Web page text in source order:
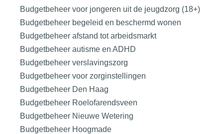
Budgetbeheer voor jongeren uit de jeugdzorg (18+)
Budgetbeheer begeleid en beschermd wonen
Budgetbeheer afstand tot arbeidsmarkt
Budgetbeheer autisme en ADHD
Budgetbeheer verslavingszorg
Budgetbeheer voor zorginstellingen
Budgetbeheer Den Haag
Budgetbeheer Roelofarendsveen
Budgetbeheer Nieuwe Wetering
Budgetbeheer Hoogmade